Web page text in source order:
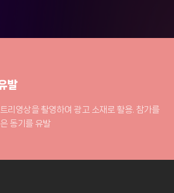
발
리영상을 촬영하여 광고 소재로 활용. 참가를
동기를 유발